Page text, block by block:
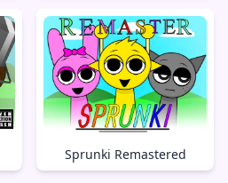
Sprunki Remastered